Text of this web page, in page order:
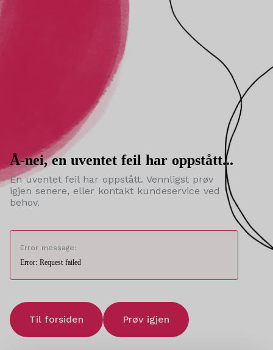
Å-nei, en uventet feil har oppstått...
En uventet feil har oppstått. Vennligst prøv
igjen senere, eller kontakt kundeservice ved
behov.
Error message:
Error: Request failed
Til forsiden Prøv igjen